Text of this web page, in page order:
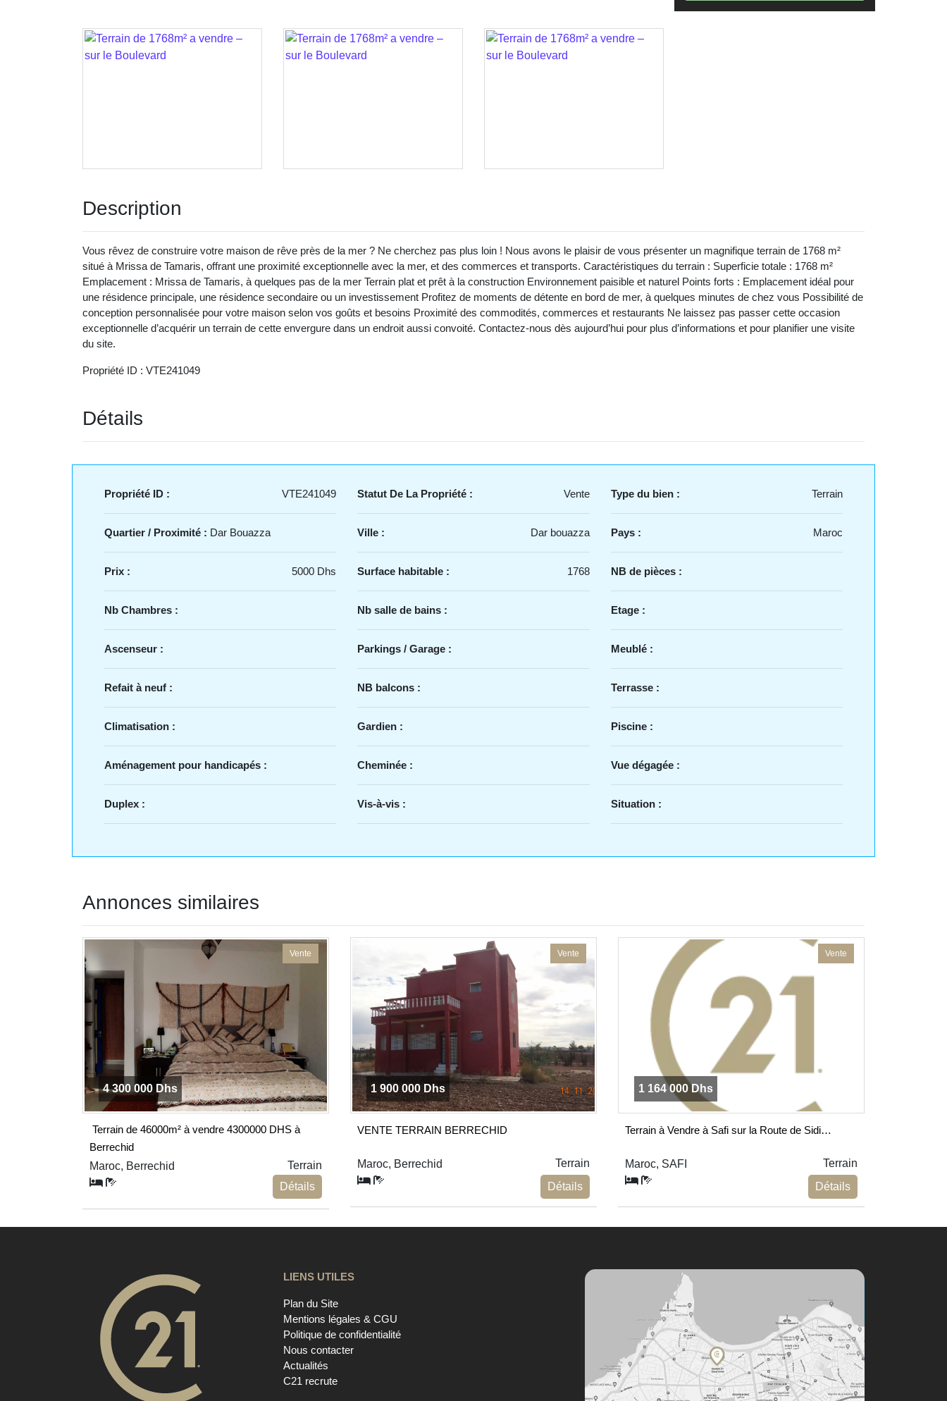
Description
Vous rêvez de construire votre maison de rêve près de la mer ? Ne cherchez pas plus loin ! Nous avons le plaisir de vous présenter un magnifique terrain de 1768 m²
situé à Mrissa de Tamaris, offrant une proximité exceptionnelle avec la mer, et des commerces et transports. Caractéristiques du terrain : Superficie totale : 1768 m²
Emplacement : Mrissa de Tamaris, à quelques pas de la mer Terrain plat et prêt à la construction Environnement paisible et naturel Points forts : Emplacement idéal pour
une résidence principale, une résidence secondaire ou un investissement Profitez de moments de détente en bord de mer, à quelques minutes de chez vous Possibilité de
conception personnalisée pour votre maison selon vos goûts et besoins Proximité des commodités, commerces et restaurants Ne laissez pas passer cette occasion
exceptionnelle d’acquérir un terrain de cette envergure dans un endroit aussi convoité. Contactez-nous dès aujourd’hui pour plus d’informations et pour planifier une visite
du site.
Propriété ID : VTE241049
Détails
Propriété ID : VTE241049
Quartier / Proximité : Dar Bouazza
Prix : 5000 Dhs
Nb Chambres :
Ascenseur :
Refait à neuf :
Climatisation :
Aménagement pour handicapés :
Duplex :
Statut De La Propriété : Vente
Ville : Dar bouazza
Surface habitable : 1768
Nb salle de bains :
Parkings / Garage :
NB balcons :
Gardien :
Cheminée :
Vis-à-vis :
Type du bien : Terrain
Pays : Maroc
NB de pièces :
Etage :
Meublé :
Terrasse :
Piscine :
Vue dégagée :
Situation :
Annonces similaires
Vente
4 300 000 Dhs
Terrain de 46000m² à vendre 4300000 DHS à
Berrechid
Maroc, Berrechid
Terrain
Détails
Vente
1 900 000 Dhs
VENTE TERRAIN BERRECHID
Maroc, Berrechid
Terrain
Détails
Vente
1 164 000 Dhs
Terrain à Vendre à Safi sur la Route de Sidi…
Maroc, SAFI
Terrain
Détails
LIENS UTILES
Plan du Site
Mentions légales & CGU
Politique de confidentialité
Nous contacter
Actualités
C21 recrute